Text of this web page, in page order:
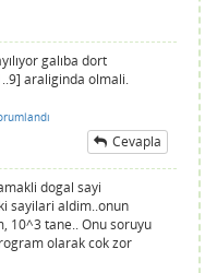
galıba dort
araliginda olmali.
Cevapla
dogal sayi
sayilari aldim..onun
10^3 tane.. Onu soruyu
olarak cok zor